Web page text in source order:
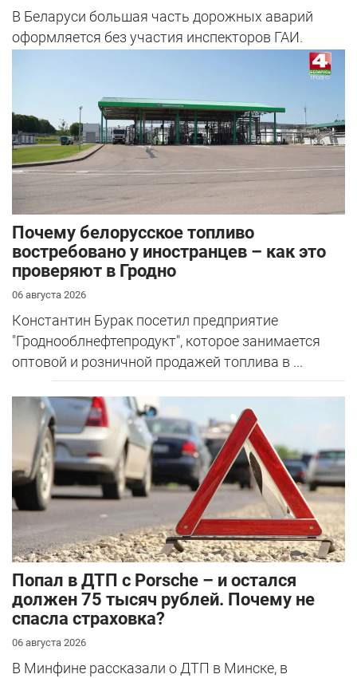
В Беларуси большая часть дорожных аварий
оформляется без участия инспекторов ГАИ.
Почему белорусское топливо
востребовано у иностранцев – как это
проверяют в Гродно
06 августа 2026
Константин Бурак посетил предприятие
"Гроднооблнефтепродукт", которое занимается
оптовой и розничной продажей топлива в ...
​Попал в ДТП с Porsche – и остался
должен 75 тысяч рублей. Почему не
спасла страховка?
06 августа 2026
В Минфине рассказали о ДТП в Минске, в